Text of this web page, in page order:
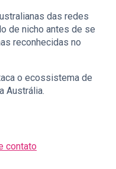
das redes
de nicho antes de se
reconhecidas no
o ecossistema de
Austrália.
contato